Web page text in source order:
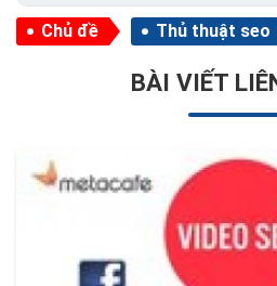
Chủ đề Thủ thuật seo
BÀI VIẾT